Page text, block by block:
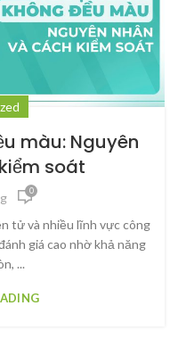
màu: Nguyên
soát
0
tử và nhiều lĩnh vực công
giá cao nhờ khả năng
...